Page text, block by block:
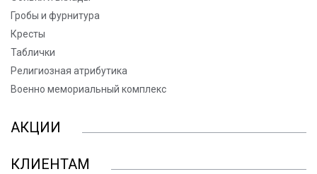
Гробы и фурнитура
Кресты
Таблички
Религиозная атрибутика
Военно мемориальный комплекс
АКЦИИ
КЛИЕНТАМ